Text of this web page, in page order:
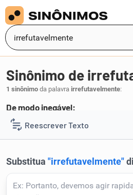
Reescrever Texto
Corrigir Texto
Sinônimo de
1 sinônimo da palavra irrefutavelmente:
De modo inegável:
1 obviamente.